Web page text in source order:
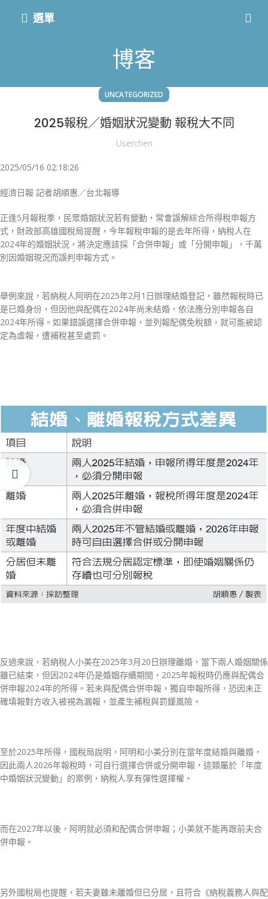
選單
博客
UNCATEGORIZED
2025報稅／婚姻狀況變動 報稅大不同
Userchen
2025/05/16 02:18:26
經濟日報 記者胡順惠／台北報導
正逢5月報稅季，民眾婚姻狀況若有變動，常會誤解綜合所得稅申報方
式，財政部高雄國稅局提醒，今年報稅申報的是去年所得，納稅人在
2024年的婚姻狀況，將決定應該採「合併申報」或「分開申報」，千萬
別因婚姻現況而誤判申報方式。
舉例來說，若納稅人阿明在2025年2月1日辦理結婚登記，雖然報稅時已
是已婚身份，但因他與配偶在2024年尚未結婚，依法應分別申報各自
2024年所得。如果錯誤選擇合併申報，並列報配偶免稅額，就可能被認
定為虛報，遭補稅甚至處罰。
反過來說，若納稅人小美在2025年3月20日辦理離婚，當下兩人婚姻關係
雖已結束，但因2024年仍是婚姻存續期間，2025年報稅時仍應與配偶合
併申報2024年的所得。若未與配偶合併申報，獨自申報所得，恐因未正
確填報對方收入被視為漏報，並產生補稅與罰鍰風險。
至於2025年所得，國稅局說明，阿明和小美分別在當年度結婚與離婚，
因此兩人2026年報稅時，可自行選擇合併或分開申報，這類屬於「年度
中婚姻狀況變動」的案例，納稅人享有彈性選擇權。
而在2027年以後，阿明就必須和配偶合併申報；小美就不能再跟前夫合
併申報。
另外國稅局也提醒，若夫妻雖未離婚但已分居，且符合《納稅義務人與配